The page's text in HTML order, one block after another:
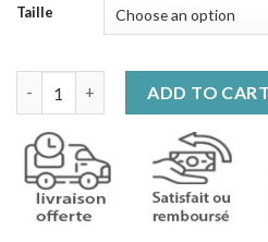
Taille
ADD TO CART